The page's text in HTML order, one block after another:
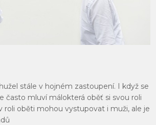
stále v hojném zastoupení. I když se
často mluví málokterá oběť si svou roli
roli oběti mohou vystupovat i muži, ale je